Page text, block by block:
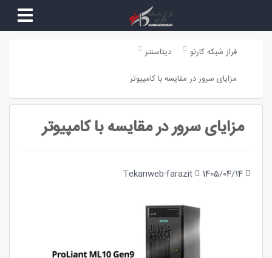
فراز شبکه کارنو
دیتاسنتر
مزایای سرور در مقایسه با کامپیوتر
مزایای سرور در مقایسه با کامپیوتر
Tekanweb-farazit 1405/04/14